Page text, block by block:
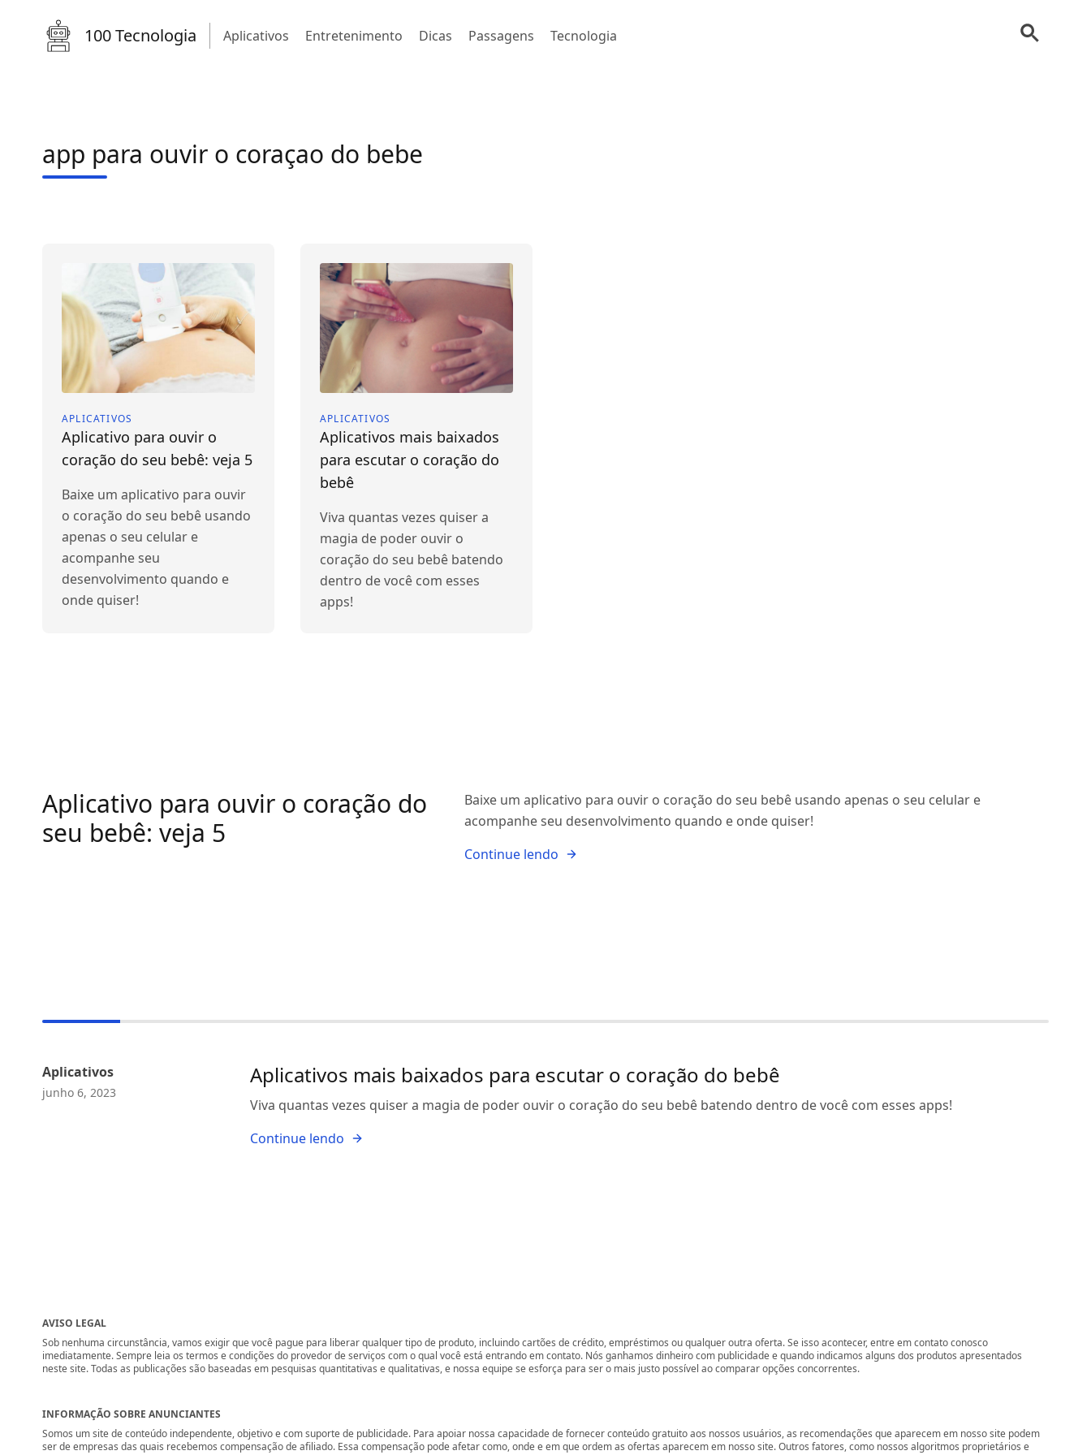
100 Tecnologia Aplicativos Entretenimento Dicas Passagens Tecnologia
app para ouvir o coraçao do bebe
APLICATIVOS
Aplicativo para ouvir o
coração do seu bebê: veja 5
Baixe um aplicativo para ouvir
o coração do seu bebê usando
apenas o seu celular e
acompanhe seu
desenvolvimento quando e
onde quiser!
APLICATIVOS
Aplicativos mais baixados
para escutar o coração do
bebê
Viva quantas vezes quiser a
magia de poder ouvir o
coração do seu bebê batendo
dentro de você com esses
apps!
Aplicativo para ouvir o coração do
seu bebê: veja 5
Baixe um aplicativo para ouvir o coração do seu bebê usando apenas o seu celular e
acompanhe seu desenvolvimento quando e onde quiser!
Continue lendo
Aplicativos
junho 6, 2023
Aplicativos mais baixados para escutar o coração do bebê
Viva quantas vezes quiser a magia de poder ouvir o coração do seu bebê batendo dentro de você com esses apps!
Continue lendo
AVISO LEGAL
Sob nenhuma circunstância, vamos exigir que você pague para liberar qualquer tipo de produto, incluindo cartões de crédito, empréstimos ou qualquer outra oferta. Se isso acontecer, entre em contato conosco
imediatamente. Sempre leia os termos e condições do provedor de serviços com o qual você está entrando em contato. Nós ganhamos dinheiro com publicidade e quando indicamos alguns dos produtos apresentados
neste site. Todas as publicações são baseadas em pesquisas quantitativas e qualitativas, e nossa equipe se esforça para ser o mais justo possível ao comparar opções concorrentes.
INFORMAÇÃO SOBRE ANUNCIANTES
Somos um site de conteúdo independente, objetivo e com suporte de publicidade. Para apoiar nossa capacidade de fornecer conteúdo gratuito aos nossos usuários, as recomendações que aparecem em nosso site podem
ser de empresas das quais recebemos compensação de afiliado. Essa compensação pode afetar como, onde e em que ordem as ofertas aparecem em nosso site. Outros fatores, como nossos algoritmos proprietários e